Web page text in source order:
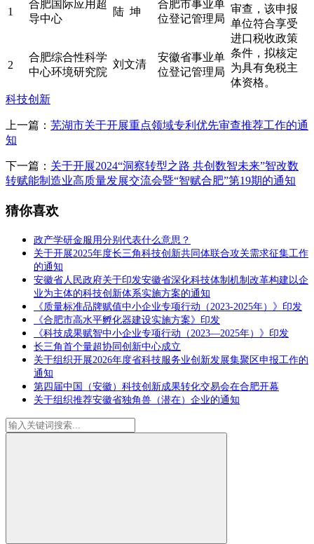
1
合肥国际应用超
导中心
陆 坤
合肥市事业单
位登记管理局
审查，该申报
单位符合享受
进口税收政策
条件，拟核定
为具有免税主
体资格。
2
合肥综合性科学
中心环境研究院
刘文清
安徽省事业单
位登记管理局
科技创新
上一篇： 芜湖市关于开展重点领域专利优先审查推荐工作的通
知
下一篇： 关于开展2024“洞察转型之路 共创数智未来”智改数
转赋能制造业高质量发展交流会暨“智赋合肥”第19期的通知
猜你喜欢
政产学研金服用分别代表什么意思？
关于开展2025年度长三角科技创新共同体联合攻关需求征集工作
的通知
安徽省人民政府关于印发安徽省深化科技体制机制改革构建以企
业为主体的科技创新体系实施方案的通知
《质量标准品牌赋值中小企业专项行动（2023-2025年）》印发
《合肥市高水平孵化器建设实施方案》印发
《科技成果赋智中小企业专项行动（2023—2025年）》印发
长三角首个量超协同创新中心成立
关于组织开展2026年度省科技服务业创新发展集聚区申报工作的
通知
第四届中国（安徽）科技创新成果转化交易会在合肥开幕
关于组织推荐安徽省独角兽（潜在）企业的通知